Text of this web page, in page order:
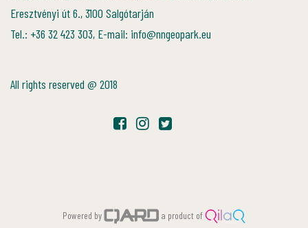
Eresztvényi út 6., 3100 Salgótarján
Tel.: +36 32 423 303, E-mail: info@nngeopark.eu
All rights reserved @ 2018
Powered by a product of